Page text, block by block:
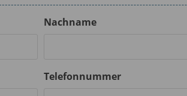
Nachname
Telefonnummer